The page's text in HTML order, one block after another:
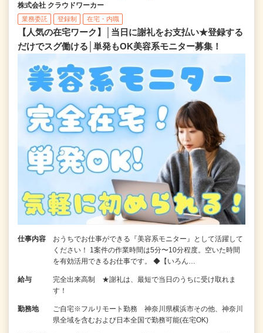
株式会社 クラウドワーカー
業務委託 登録制 在宅・内職
【人気の在宅ワーク】│当日に謝礼をお支払い★登録する
だけでスグ働ける│単発もOK美容系モニター募集！
仕事内容
おうちでお仕事ができる『美容系モニター』として活躍して
ください！ 1案件の作業時間は5分〜10分程度。空いた時間
を有効活用できるお仕事です。 ◆【いろん…
給与
完全出来高制 ★謝礼は、最短で当日のうちに受け取れま
す！
勤務地
ご自宅※フルリモート勤務 神奈川県横浜市その他、神奈川
県全域を含むおよび日本全国で勤務可能(在宅OK)